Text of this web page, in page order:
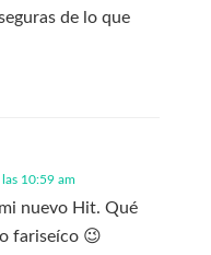
de lo que
10:59 am
nuevo Hit. Qué
fariseíco 😉